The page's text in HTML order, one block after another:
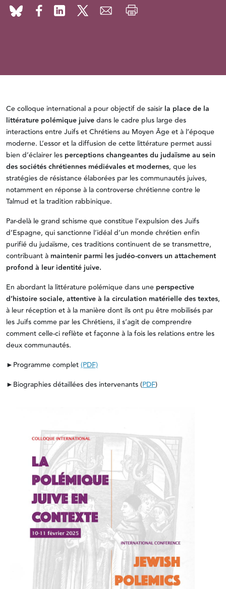
Ce colloque international a pour objectif de saisir la place de la
littérature polémique juivedans le cadre plus large des
interactions entre Juifs et Chrétiens au Moyen Âge et à l’époque
moderne. L’essor et la diffusion de cette littérature permet aussi
bien d’éclairer les perceptions changeantes du judaïsme au sein
des sociétés chrétiennes médiévales et modernes, que les
stratégies de résistance élaborées par les communautés juives,
notamment en réponse à la controverse chrétienne contre le
Talmud et la tradition rabbinique.
Par-delà le grand schisme que constitue l’expulsion des Juifs
d’Espagne, qui sanctionne l’idéal d’un monde chrétien enfin
purifié du judaïsme, ces traditions continuent de se transmettre,
contribuant àmaintenir parmi les judéo-convers un attachement
profond à leur identité juive.
En abordant la littérature polémique dans une perspective
d’histoire sociale, attentive à la circulation matérielle des textes,
à leur réception et à la manière dont ils ont pu être mobilisés par
les Juifs comme par les Chrétiens, il s’agit de comprendre
comment celle-ci reflète et façonne à la fois les relations entre les
deux communautés.
►Programme complet(PDF)
►Biographies détaillées des intervenants (PDF)